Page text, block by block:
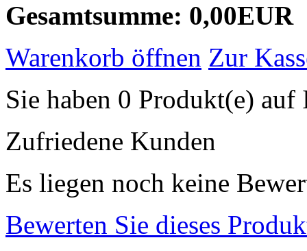
Gesamtsumme: 0,00EUR
Warenkorb öffnen Zur
Sie haben 0 Produkt(e)
Zufriedene Kunden
Es liegen noch keine
Bewerten Sie dieses